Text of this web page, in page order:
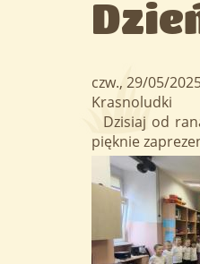
czw., 29/05/
Krasnoludki
Dzisiaj od
pięknie